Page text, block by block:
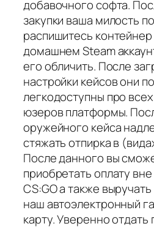
добавочного софта.
закупки ваша милость
распишитесь
домашнем Steam
его обличить. После
настройки кейсов они
легкодоступны про
юзеров платформы.
оружейного кейса
стяжать отпирка в
После данного вы
приобретать оплату
CS:GO а также
наш автоэлектронный
карту. Уверенно